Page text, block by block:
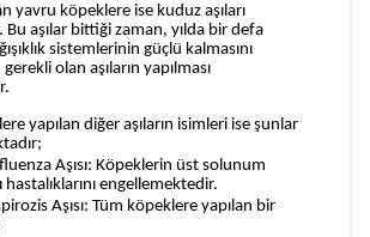
yavru köpeklere ise kuduz aşıları
Bu aşılar bittiği zaman, yılda bir defa
sistemlerinin güçlü kalmasını
olan aşıların yapılması
yapılan diğer aşıların isimleri ise şunlar
Aşısı: Köpeklerin üst solunum
hastalıklarını engellemektedir.
Aşısı: Tüm köpeklere yapılan bir